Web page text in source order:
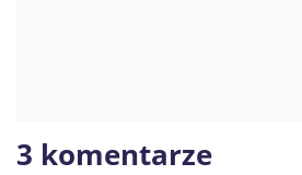
3 komentarze